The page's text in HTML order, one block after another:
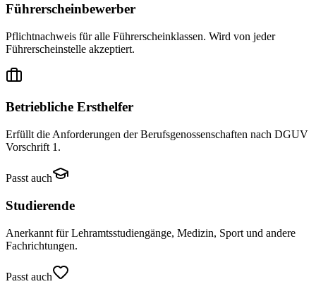
Führerscheinbewerber
Pflichtnachweis für alle Führerscheinklassen. Wird von jeder
Führerscheinstelle akzeptiert.
Betriebliche Ersthelfer
Erfüllt die Anforderungen der Berufsgenossenschaften nach DGUV
Vorschrift 1.
Passt auch
Studierende
Anerkannt für Lehramtsstudiengänge, Medizin, Sport und andere
Fachrichtungen.
Passt auch